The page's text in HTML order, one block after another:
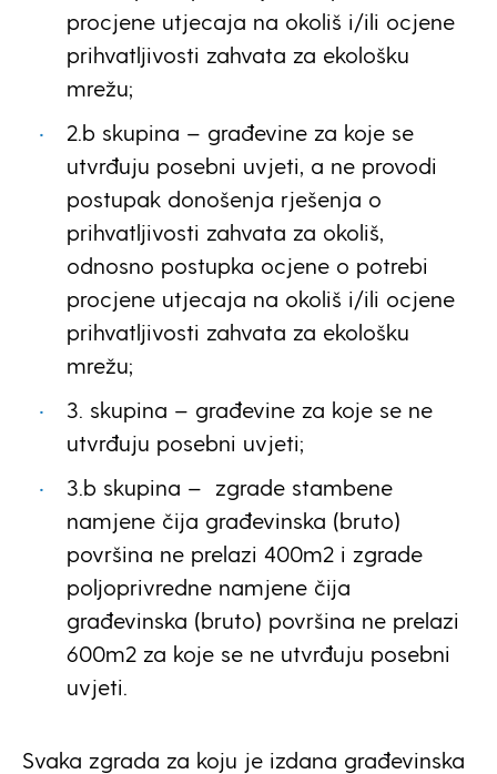
procjene utjecaja na okoliš i/ili ocjene
prihvatljivosti zahvata za ekološku
mrežu;
2.b skupina – građevine za koje se
utvrđuju posebni uvjeti, a ne provodi
postupak donošenja rješenja o
prihvatljivosti zahvata za okoliš,
odnosno postupka ocjene o potrebi
procjene utjecaja na okoliš i/ili ocjene
prihvatljivosti zahvata za ekološku
mrežu;
3. skupina – građevine za koje se ne
utvrđuju posebni uvjeti;
3.b skupina – zgrade stambene
namjene čija građevinska (bruto)
površina ne prelazi 400m2 i zgrade
poljoprivredne namjene čija
građevinska (bruto) površina ne prelazi
600m2 za koje se ne utvrđuju posebni
uvjeti.
Svaka zgrada za koju je izdana građevinska